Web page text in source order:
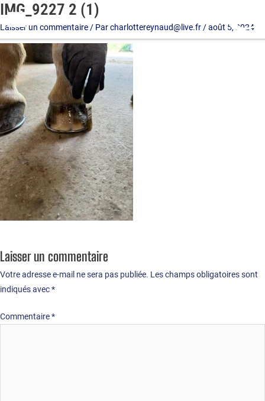
Aller
IMG_9227 2 (1)
Laisser un commentaire/ Parcharlottereynaud@live.fr/août 5, 2024
Laisser un commentaire
Votre adresse e-mail ne sera pas publiée. Les champs obligatoires sont
indiqués avec*
Commentaire*